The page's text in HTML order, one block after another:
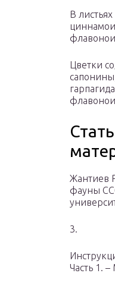
В
Цветки
Жантиев
фауны
3.
Часть 1.